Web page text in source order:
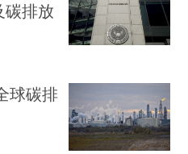
碳排放
球碳排